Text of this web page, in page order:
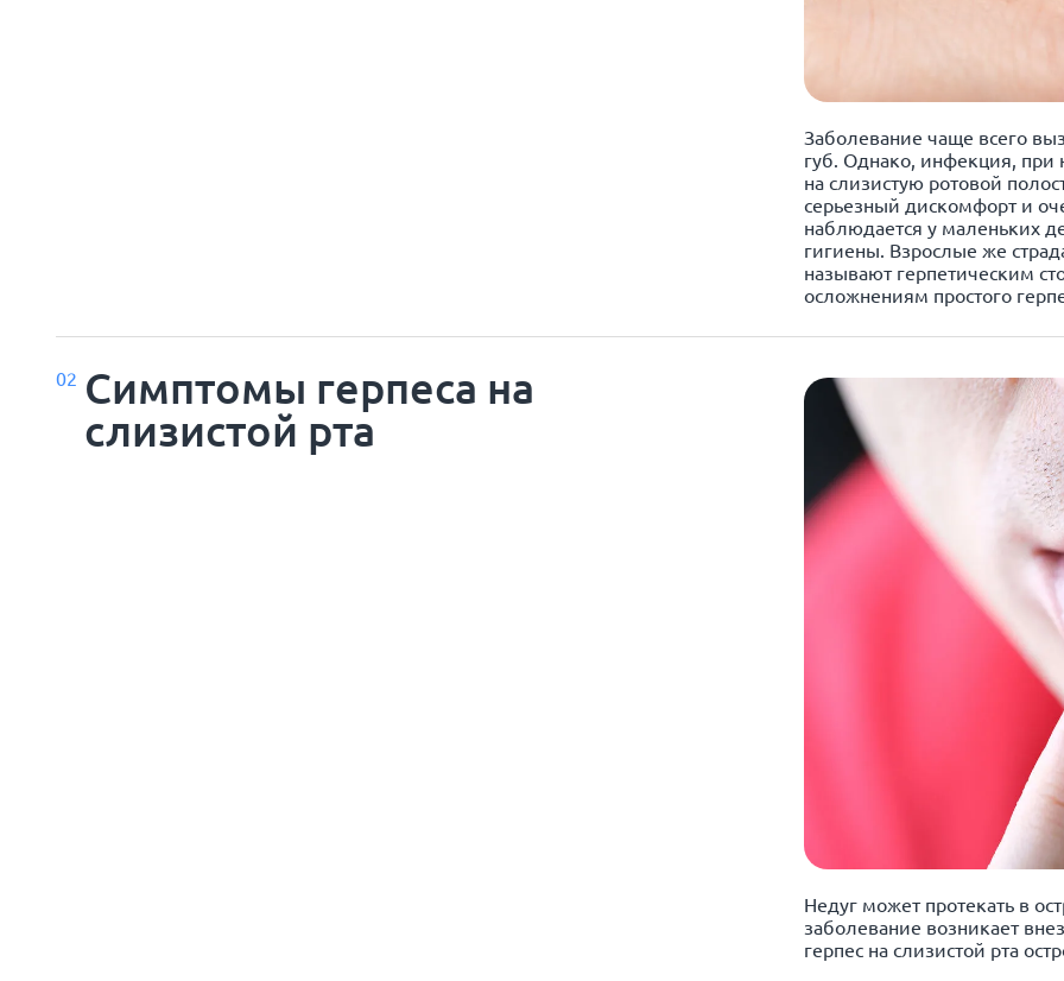
Заболевание чаще всего
губ. Однако, инфекция, при
на слизистую ротовой
серьезный дискомфорт и
наблюдается у маленьких
гигиены. Взрослые же
называют герпетическим
осложнениям простого
02 Симптомы герпеса на
слизистой рта
Недуг может протекать в
заболевание возникает
герпес на слизистой рта